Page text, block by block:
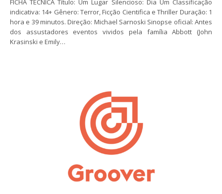
FICHA TÉCNICA Título: Um Lugar Silencioso: Dia Um Classificação
indicativa: 14+ Gênero: Terror, Ficção Cientifica e Thriller Duração: 1
hora e 39 minutos. Direção: Michael Sarnoski Sinopse oficial: Antes
dos assustadores eventos vividos pela família Abbott (John
Krasinski e Emily…